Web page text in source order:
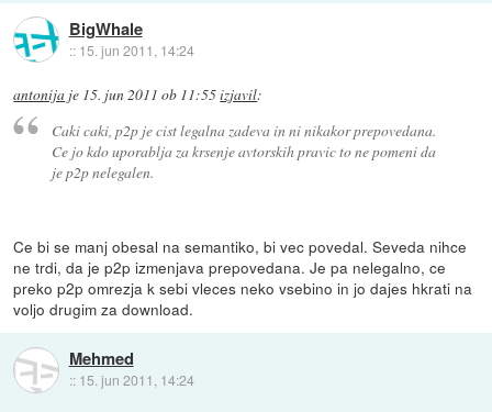
BigWhale
:: 15. jun 2011, 14:24
antonija je 15. jun 2011 ob 11:55izjavil:
Caki caki, p2p je cist legalna zadeva in ni nikakor prepovedana.
Ce jo kdo uporablja za krsenje avtorskih pravic to ne pomeni da
je p2p nelegalen.
Ce bi se manj obesal na semantiko, bi vec povedal. Seveda nihce
ne trdi, da je p2p izmenjava prepovedana. Je pa nelegalno, ce
preko p2p omrezja k sebi vleces neko vsebino in jo dajes hkrati na
voljo drugim za download.
Mehmed
:: 15. jun 2011, 14:24